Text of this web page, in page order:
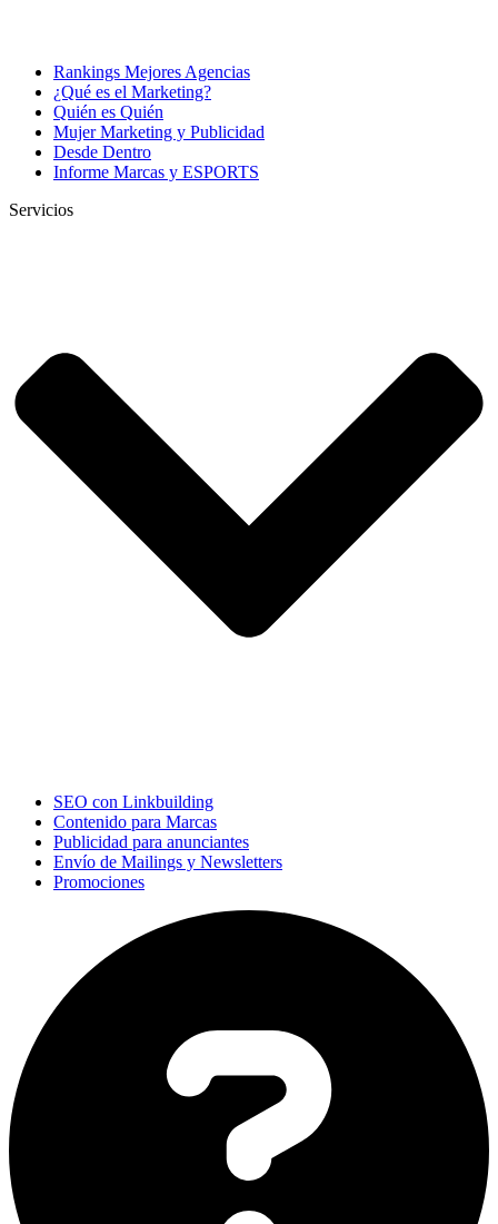
Rankings Mejores Agencias
¿Qué es el Marketing?
Quién es Quién
Mujer Marketing y Publicidad
Desde Dentro
Informe Marcas y ESPORTS
Servicios
SEO con Linkbuilding
Contenido para Marcas
Publicidad para anunciantes
Envío de Mailings y Newsletters
Promociones